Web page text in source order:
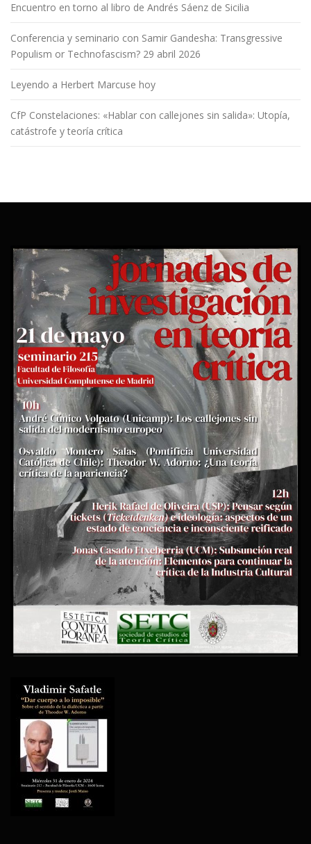
Encuentro en torno al libro de Andrés Sáenz de Sicilia
Conferencia y seminario con Samir Gandesha: Transgressive
Populism or Technofascism? 29 abril 2026
Leyendo a Herbert Marcuse hoy
CfP Constelaciones: «Hablar con callejones sin salida»: Utopía,
catástrofe y teoría crítica